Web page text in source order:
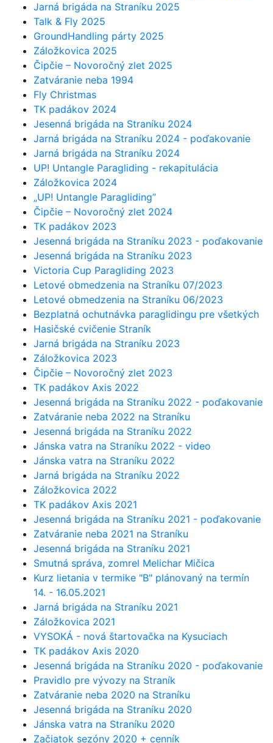
Jarná brigáda na Straníku 2025
Talk & Fly 2025
GroundHandling párty 2025
Záložkovica 2025
Čipčie – Novoročný zlet 2025
Zatváranie neba 1994
Fly Christmas
TK padákov 2024
Jesenná brigáda na Straníku 2024
Jarná brigáda na Straníku 2024 - poďakovanie
Jarná brigáda na Straníku 2024
UP! Untangle Paragliding - rekapitulácia
Záložkovica 2024
„UP! Untangle Paragliding”
Čipčie – Novoročný zlet 2024
TK padákov 2023
Jesenná brigáda na Straníku 2023 - poďakovanie
Jesenná brigáda na Straníku 2023
Victoria Cup Paragliding 2023
Letové obmedzenia na Straníku 07/2023
Letové obmedzenia na Straníku 06/2023
Bezplatná ochutnávka paraglidingu pre všetkých
Hasičské cvičenie Straník
Jarná brigáda na Straníku 2023
Záložkovica 2023
Čipčie – Novoročný zlet 2023
TK padákov Axis 2022
Jesenná brigáda na Straníku 2022 - poďakovanie
Zatváranie neba 2022 na Straníku
Jesenná brigáda na Straníku 2022
Jánska vatra na Straníku 2022 - video
Jánska vatra na Straníku 2022
Jarná brigáda na Straníku 2022
Záložkovica 2022
TK padákov Axis 2021
Jesenná brigáda na Straníku 2021 - poďakovanie
Zatváranie neba 2021 na Straníku
Jesenná brigáda na Straníku 2021
Smutná správa, zomrel Melichar Mičica
Kurz lietania v termike "B" plánovaný na termín
14. - 16.05.2021
Jarná brigáda na Straníku 2021
Záložkovica 2021
VYSOKÁ - nová štartovačka na Kysuciach
TK padákov Axis 2020
Jesenná brigáda na Straníku 2020 - poďakovanie
Pravidlo pre vývozy na Straník
Zatváranie neba 2020 na Straníku
Jesenná brigáda na Straníku 2020
Jánska vatra na Straníku 2020
Začiatok sezóny 2020 + cenník